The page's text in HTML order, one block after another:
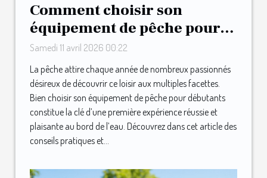
Comment choisir son
équipement de pêche pour
débutants ?
Samedi 11 avril 2026 00:22
La pêche attire chaque année de nombreux passionnés
désireux de découvrir ce loisir aux multiples facettes.
Bien choisir son équipement de pêche pour débutants
constitue la clé d’une première expérience réussie et
plaisante au bord de l’eau. Découvrez dans cet article des
conseils pratiques et...